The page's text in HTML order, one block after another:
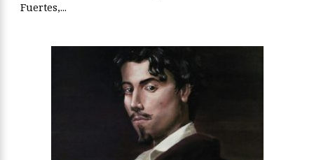
Fuertes,...